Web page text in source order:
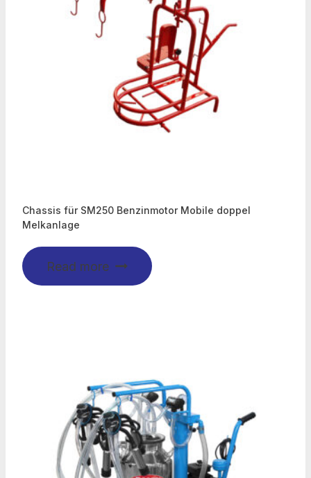
Chassis für SM250 Benzinmotor Mobile doppel
Melkanlage
Read more